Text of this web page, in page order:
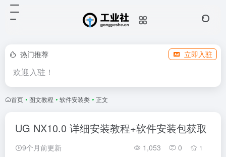
热门推荐 立即入驻
欢迎入驻！
首页 • 图文教程 • 软件安装类 • 正文
UG NX10.0 详细安装教程+软件安装包获取
9个月前更新 1,053 0 1